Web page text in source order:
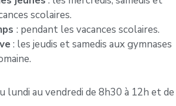
scolaires.
: pendant les vacances scolaires.
: les jeudis et samedis aux gymnases
lundi au vendredi de 8h30 à 12h et de